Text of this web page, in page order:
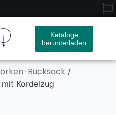
Kataloge
herunterladen
Rucksack /
Kordelzug